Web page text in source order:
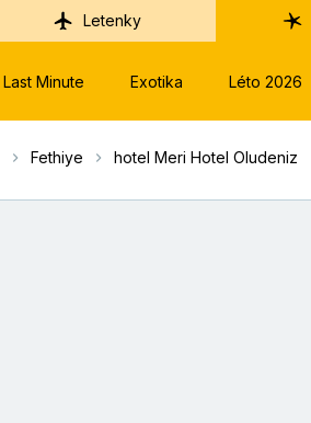
Letenky
Last Minute Exotika Léto 2026
Fethiye hotel Meri Hotel Oludeniz